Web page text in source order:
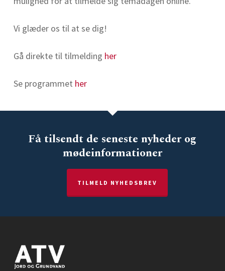
Vi glæder os til at se dig!
Gå direkte til tilmelding her
Se programmet her
Få tilsendt de seneste nyheder og
mødeinformationer
TILMELD NYHEDSBREV